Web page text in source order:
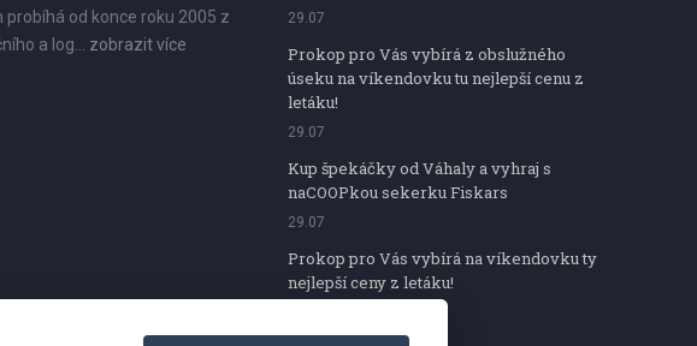
probíhá od konce roku 2005 z
a log... zobrazit více
29.07
Prokop pro Vás vybírá z obslužného
úseku na víkendovku tu nejlepší cenu z
letáku!
29.07
Kup špekáčky od Váhaly a vyhraj s
naCOOPkou sekerku Fiskars
29.07
Prokop pro Vás vybírá na víkendovku ty
nejlepší ceny z letáku!